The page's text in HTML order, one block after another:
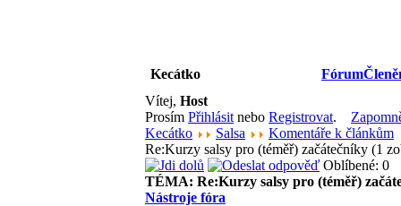
Kecátko Fórum
Vítej, Host
Prosím Přihlásit nebo Registrovat.
Kecátko
Salsa
Komentáře k článkům
Re:Kurzy salsy pro (téměř) začátečníky (1
Oblíbené: 0
TÉMA: Re:Kurzy salsy pro (téměř)
Nástroje fóra